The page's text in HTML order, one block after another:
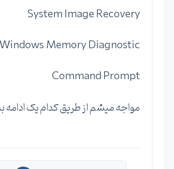
System Image Recovery
Windows Memory Diagnostic
Command Prompt
مواجه میشم از طریق کدام یک ادامه